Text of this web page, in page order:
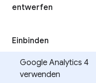
entwerfen
Einbinden
Google Analytics 4
verwenden